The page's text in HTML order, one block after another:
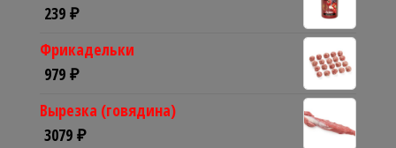
239 ₽
Фрикадельки
979 ₽
Вырезка (говядина)
3079 ₽